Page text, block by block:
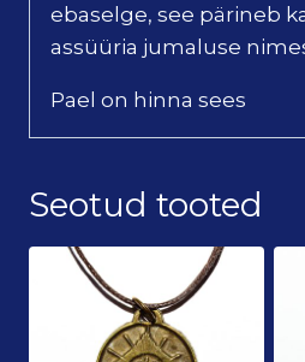
ebaselge, see pärineb
assüüria jumaluse
Pael on hinna sees
Seotud tooted